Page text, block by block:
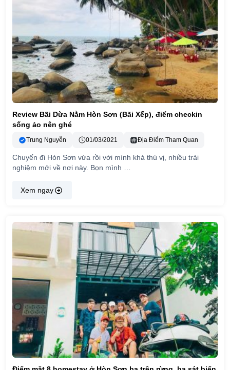
Review Bãi Dừa Nằm Hòn Sơn (Bãi Xếp), điểm checkin
sống ảo nên ghé
Trung Nguyễn 01/03/2021 Địa Điểm Tham Quan
Chuyến đi Hòn Sơn vừa rồi với mình khá thú vị, nhiều trải
nghiệm mới về nơi này. Bọn mình …
Xem ngay